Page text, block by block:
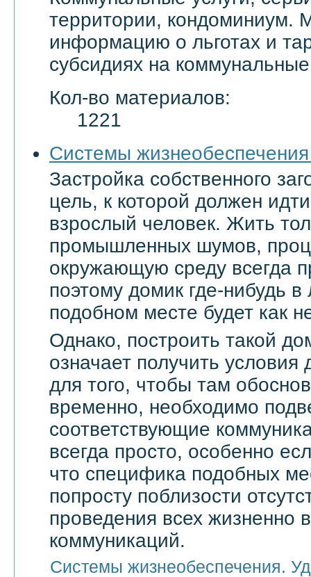
территории, кондоминиум.
информацию о льготах и
субсидиях на коммунальные
Кол-во материалов:
1221
Системы
Застройка собственного
цель, к которой должен
взрослый человек. Жить
промышленных шумов,
окружающую среду всегда
поэтому домик где-нибудь
подобном месте будет как
Однако, построить такой
означает получить
для того, чтобы там
временно, необходимо
соответствующие
всегда просто, особенно
что специфика подобных
попросту поблизости
проведения всех жизненно
коммуникаций.
Системы жизнеобеспечения.